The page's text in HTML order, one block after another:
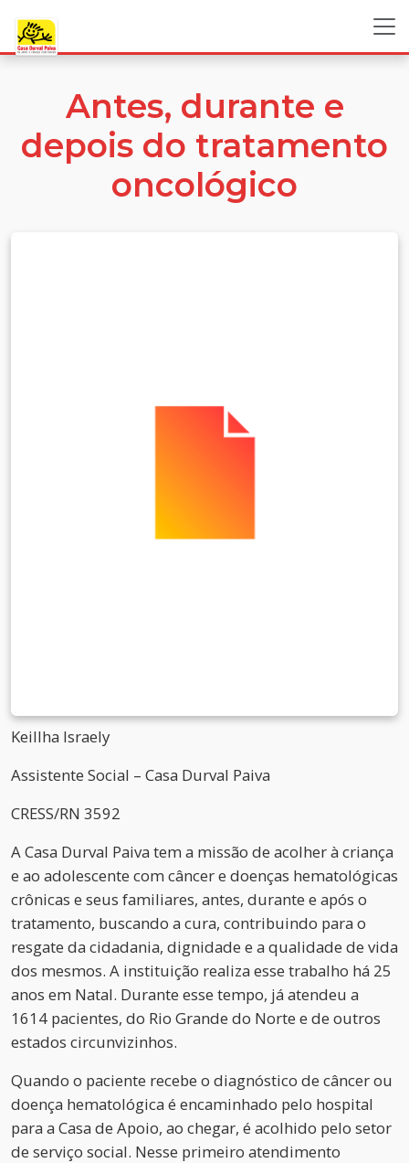
Antes, durante e
depois do tratamento
oncológico
Keillha Israely
Assistente Social – Casa Durval Paiva
CRESS/RN 3592
A Casa Durval Paiva tem a missão de acolher à criança
e ao adolescente com câncer e doenças hematológicas
crônicas e seus familiares, antes, durante e após o
tratamento, buscando a cura, contribuindo para o
resgate da cidadania, dignidade e a qualidade de vida
dos mesmos. A instituição realiza esse trabalho há 25
anos em Natal. Durante esse tempo, já atendeu a
1614 pacientes, do Rio Grande do Norte e de outros
estados circunvizinhos.
Quando o paciente recebe o diagnóstico de câncer ou
doença hematológica é encaminhado pelo hospital
para a Casa de Apoio, ao chegar, é acolhido pelo setor
de serviço social. Nesse primeiro atendimento